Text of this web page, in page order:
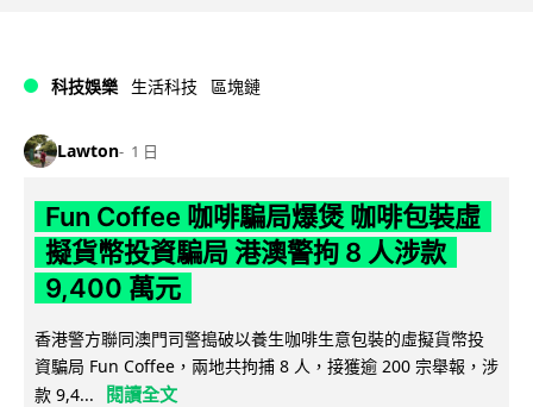
科技娛樂 生活科技 區塊鏈
Lawton 1 日
Fun Coffee 咖啡騙局爆煲 咖啡包裝虛
擬貨幣投資騙局 港澳警拘 8 人涉款
9,400 萬元
香港警方聯同澳門司警搗破以養生咖啡生意包裝的虛擬貨幣投
資騙局 Fun Coffee，兩地共拘捕 8 人，接獲逾 200 宗舉報，涉
款 9,4...
閱讀全文